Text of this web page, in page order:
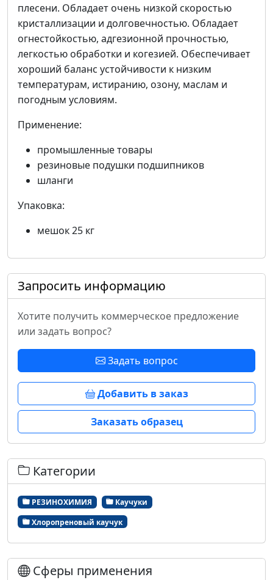
плесени. Обладает очень низкой скоростью
кристаллизации и долговечностью. Обладает
огнестойкостью, адгезионной прочностью,
легкостью обработки и когезией. Обеспечивает
хороший баланс устойчивости к низким
температурам, истиранию, озону, маслам и
погодным условиям.
Применение:
промышленные товары
резиновые подушки подшипников
шланги
Упаковка:
мешок 25 кг
Запросить информацию
Хотите получить коммерческое предложение
или задать вопрос?
Задать вопрос
Добавить в заказ
Заказать образец
Категории
РЕЗИНОХИМИЯ
Каучуки
Хлоропреновый каучук
Сферы применения